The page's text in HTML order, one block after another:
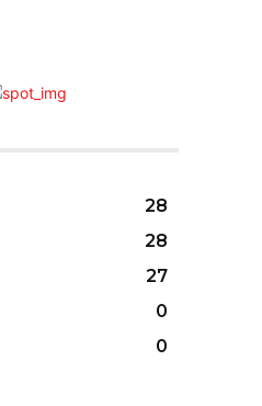
28
28
27
0
0